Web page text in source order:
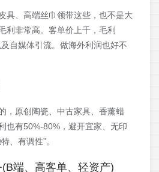
具、高端丝巾领带这些，也不是大
利非常高。客单价上千，毛利
自媒体引流。做海外利润也好不
，原创陶瓷、中古家具、香薰蜡
也有50%-80%，避开宜家、无印
、有调性”。
端、高客单、轻资产)